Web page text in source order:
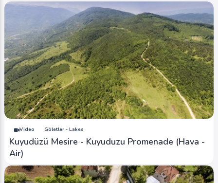
Video Göletler - Lakes
Kuyudüzü Mesire - Kuyuduzu Promenade (Hava -
Air)